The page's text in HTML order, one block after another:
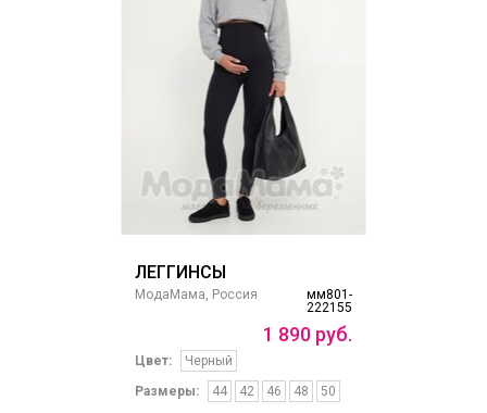
ЛЕГГИНСЫ
мм801-
222155
МодаМама, Россия
1 890 руб.
Цвет:
Черный
Размеры:
44 42 46 48 50